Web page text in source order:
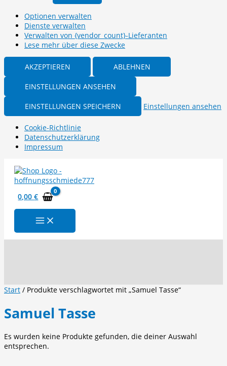
Optionen verwalten
Dienste verwalten
Verwalten von {vendor_count}-Lieferanten
Lese mehr über diese Zwecke
AKZEPTIEREN ABLEHNEN
EINSTELLUNGEN ANSEHEN
EINSTELLUNGEN SPEICHERN Einstellungen ansehen
Cookie-Richtlinie
Datenschutzerklärung
Impressum
Inhalt
springen
0,00€
Start / Produkte verschlagwortet mit „Samuel Tasse“
Samuel Tasse
Es wurden keine Produkte gefunden, die deiner Auswahl
entsprechen.